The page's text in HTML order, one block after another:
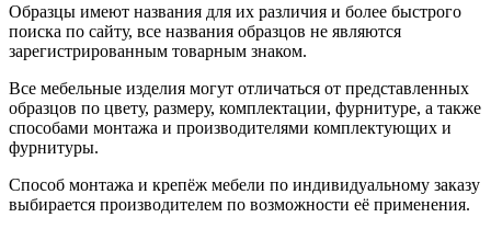
Образцы имеют названия для их различия и более быстрого
поиска по сайту, все названия образцов не являются
зарегистрированным товарным знаком.
Все мебельные изделия могут отличаться от представленных
образцов по цвету, размеру, комплектации, фурнитуре, а также
способами монтажа и производителями комплектующих и
фурнитуры.
Способ монтажа и крепёж мебели по индивидуальному заказу
выбирается производителем по возможности её применения.